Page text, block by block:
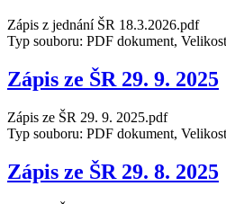
Zápis z jednání ŠR 18.3.2026.pdf
Typ souboru: PDF dokument,
Zápis ze ŠR 29. 9. 2025
Zápis ze ŠR 29. 9. 2025.pdf
Typ souboru: PDF dokument,
Zápis ze ŠR 29. 8. 2025